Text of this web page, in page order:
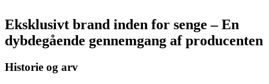
Eksklusivt brand inden for senge – En
dybdegående gennemgang af producenten
Historie og arv